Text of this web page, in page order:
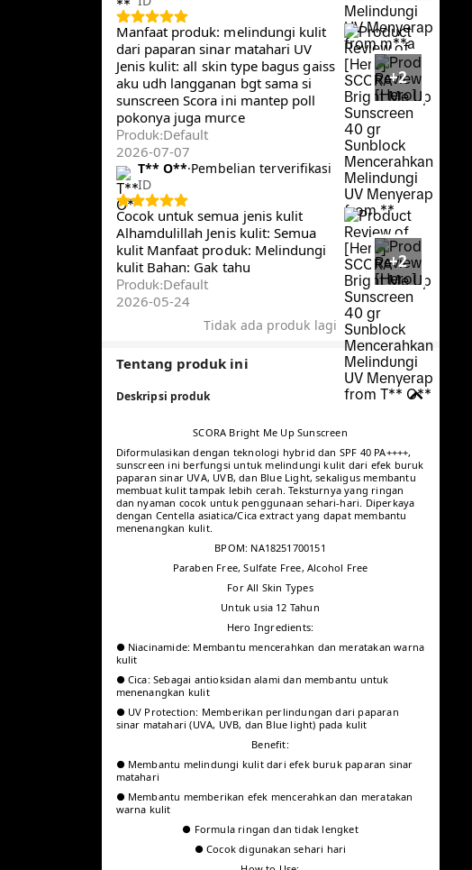
Rekomendasi Terkini
Semua
Dengan foto/video Pembelian
Menampilkan 23338 dari 23338 ulasan · Filter Reset
filter
Semua star
m**a· Pembelian terverifikasi
ID
Bahan: Lembut Manfaat produk:
Wajah glowing Jenis kulit: Semua
jenis kulit Sudah berpa x pakai dan
cocok.. Dan tidak belang
mukanya... Unutk toko anah sellu
+4
Produk Default
2026-05-04
Manfaat produk: melindungi kulit
dari paparan sinar matahari UV
Jenis kulit: all skin type bagus gaiss
sunscreen Scora ini mantep poll
pokonya juga murce
Produk:Default
2026-07-07
T** O**️· Pembelian terverifikasi
ID
Cocok untuk semua jenis kulit
Alhamdulillah Jenis kulit: Semua
kulit Manfaat produk: Melindungi
kulit Bahan: Gak tahu
Tidak ada produk lagi
Tentang produk ini
Deskripsi produk
SCORA Bright Me Up Sunscreen
Diformulasikan dengan teknologi hybrid dan SPF 40 PA++++,
sunscreen ini berfungsi untuk melindungi kulit dari efek buruk
paparan sinar UVA, UVB, dan Blue Light, sekaligus membantu
nyaman cocok untuk penggunaan sehari-hari. Diperkaya
dengan Centella asiatica/Cica extract yang dapat membantu
menenangkan kulit.